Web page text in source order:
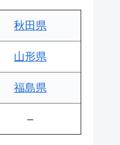
秋田県
山形県
福島県
–